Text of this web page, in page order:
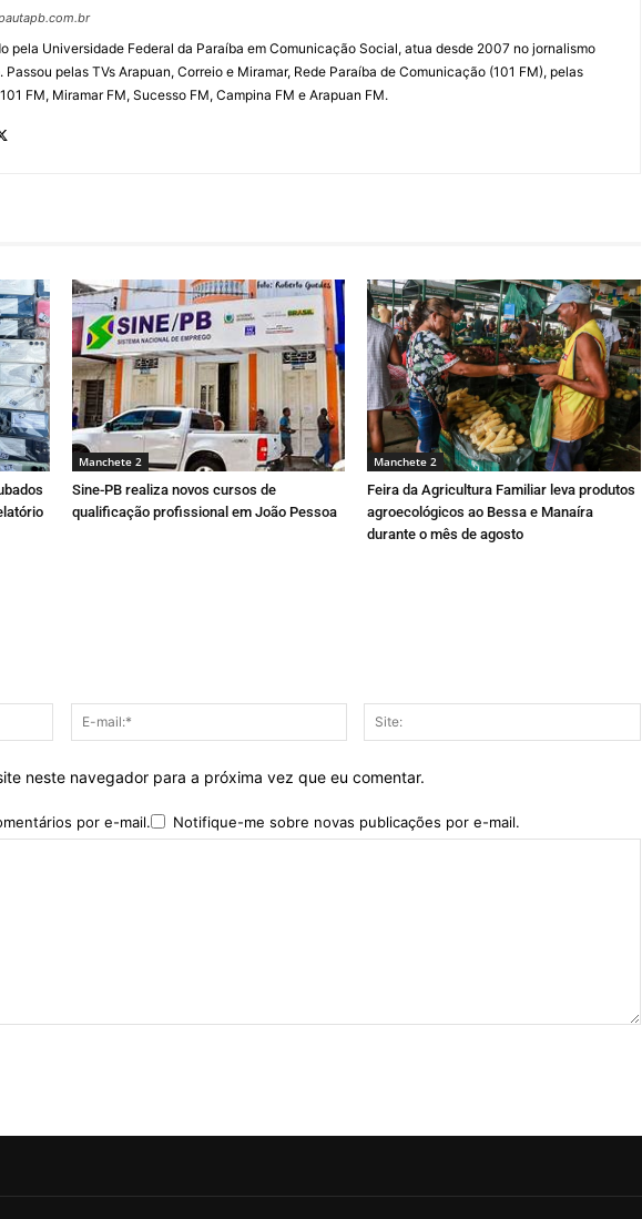
pela Universidade Federal da Paraíba em Comunicação Social, atua desde 2007 no jornalismo
Passou pelas TVs Arapuan, Correio e Miramar, Rede Paraíba de Comunicação (101 FM), pelas
FM, Miramar FM, Sucesso FM, Campina FM e Arapuan FM.
Manchete 2
Sine-PB realiza novos cursos de
qualificação profissional em João Pessoa
Manchete 2
Feira da Agricultura Familiar leva produtos
agroecológicos ao Bessa e Manaíra
durante o mês de agosto
Nome:*
mail:*
neste navegador para a próxima vez que eu comentar.
por e-mail. Notifique-me sobre novas publicações por e-mail.